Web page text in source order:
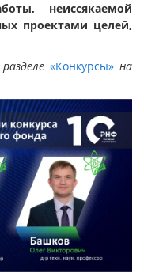
неиссякаемой
проектами целей,
«Конкурсы» на